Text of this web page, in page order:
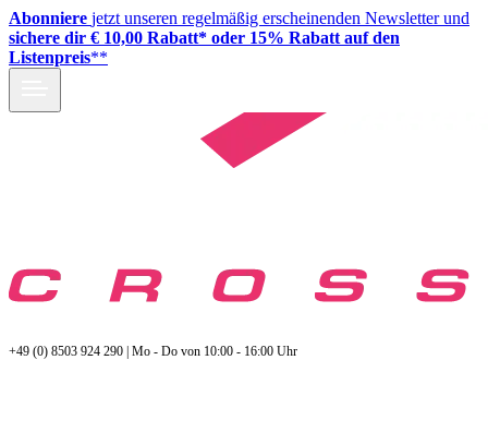
Abonniere jetzt unseren regelmäßig erscheinenden Newsletter und
sichere dir € 10,00 Rabatt* oder 15% Rabatt auf den
Listenpreis**
+49 (0) 8503 924 290 | Mo - Do von 10:00 - 16:00 Uhr